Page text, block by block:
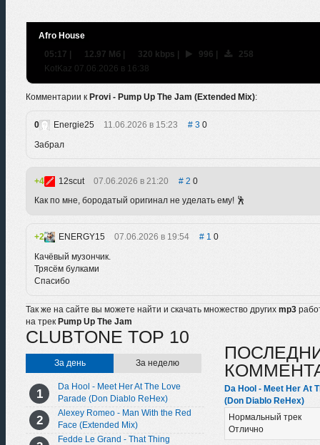
Afro House
05:17 | 12.97 Мб | 320 kbps | 996 |
258
KotKaz 07.06.2026 в 16:38
Комментарии к Provi - Pump Up The Jam (Extended Mix):
0 Energie25 11.06.2026 в 15:23 30
Забрал
4 12scut 07.06.2026 в 21:20 2 0
Как по мне, бородатый оригинал не уделать ему! 🕺
2 ENERGY15 07.06.2026 в 19:54 10
Качёвый музончик.
Трясём булками
Спасибо
Так же на сайте вы можете найти и скачать множество других mp3
на трек Pump Up The Jam
CLUBTONE TOP 10
За день За неделю
Da Hool - Meet Her At The Love
Parade (Don Diablo ReHex)
Alexey Romeo - Man With the Red
Face (Extended Mix)
Fedde Le Grand - That Thing
Da Hool - Meet Her At
(Don Diablo ReHex)
Нормальный трек
Отлично